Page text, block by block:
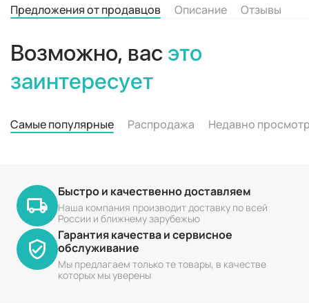
Предложения от продавцов Описание Отзывы
Возможно, вас это
заинтересует
Самые популярные Распродажа Недавно
Быстро и качественно доставляем
Наша компания производит доставку по всей
России и ближнему зарубежью
Гарантия качества и сервисное
обслуживание
Мы предлагаем только те товары, в качестве
которых мы уверены